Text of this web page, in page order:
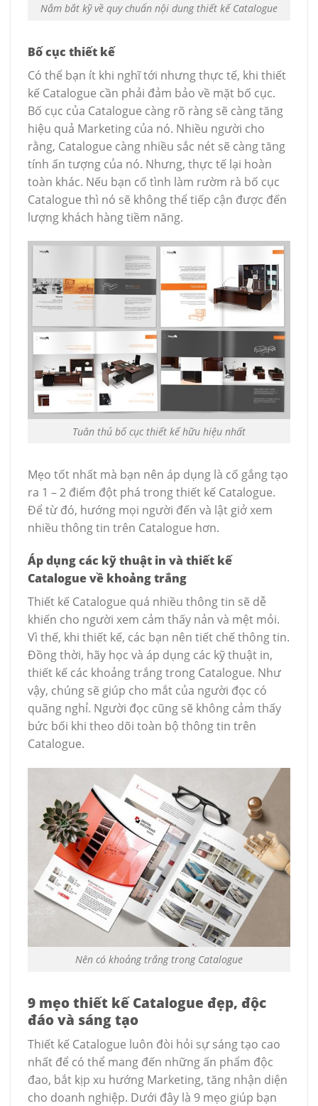
Nắm bắt kỹ về quy chuẩn nội dung thiết kế Catalogue
Bố cục thiết kế
Có thể bạn ít khi nghĩ tới nhưng thực tế, khi thiết
kế Catalogue cần phải đảm bảo về mặt bố cục.
Bố cục của Catalogue càng rõ ràng sẽ càng tăng
hiệu quả Marketing của nó. Nhiều người cho
rằng, Catalogue càng nhiều sắc nét sẽ càng tăng
tính ấn tượng của nó. Nhưng, thực tế lại hoàn
toàn khác. Nếu bạn cố tình làm rườm rà bố cục
Catalogue thì nó sẽ không thể tiếp cận được đến
lượng khách hàng tiềm năng.
Tuân thủ bố cục thiết kế hữu hiệu nhất
Mẹo tốt nhất mà bạn nên áp dụng là cố gắng tạo
ra 1 – 2 điểm đột phá trong thiết kế Catalogue.
Để từ đó, hướng mọi người đến và lật giở xem
nhiều thông tin trên Catalogue hơn.
Áp dụng các kỹ thuật in và thiết kế
Catalogue về khoảng trắng
Thiết kế Catalogue quá nhiều thông tin sẽ dễ
khiến cho người xem cảm thấy nản và mệt mỏi.
Vì thế, khi thiết kế, các bạn nên tiết chế thông tin.
Đồng thời, hãy học và áp dụng các kỹ thuật in,
thiết kế các khoảng trắng trong Catalogue. Như
vậy, chúng sẽ giúp cho mắt của người đọc có
quãng nghỉ. Người đọc cũng sẽ không cảm thấy
bức bối khi theo dõi toàn bộ thông tin trên
Catalogue.
Nên có khoảng trắng trong Catalogue
9 mẹo thiết kế Catalogue đẹp, độc
đáo và sáng tạo
Thiết kế Catalogue luôn đòi hỏi sự sáng tạo cao
nhất để có thể mang đến những ấn phẩm độc
đao, bắt kịp xu hướng Marketing, tăng nhận diện
cho doanh nghiệp. Dưới đây là 9 mẹo giúp bạn